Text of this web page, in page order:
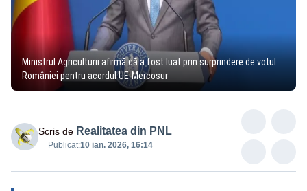
Ministrul Agriculturii afirmă că a fost luat prin surprindere de votul
României pentru acordul UE-Mercosur
Scris de Realitatea din PNL
Publicat:10 ian. 2026, 16:14